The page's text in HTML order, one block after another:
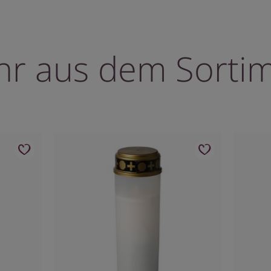
aus dem